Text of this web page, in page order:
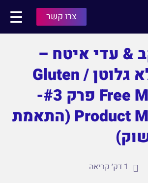
צרו קשר
& עדי איטח –
שיווק ללא גלוטן / Gluten
Free Marketing פרק #3-
Product Market Fit (התאמת
1 דק׳ קריאה